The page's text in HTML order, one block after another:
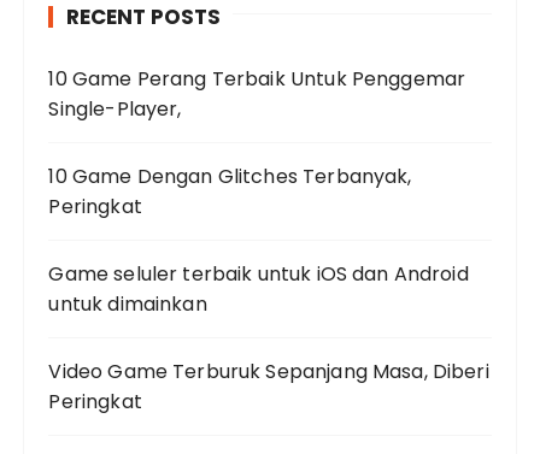
RECENT POSTS
10 Game Perang Terbaik Untuk Penggemar
Single-Player,
10 Game Dengan Glitches Terbanyak,
Peringkat
Game seluler terbaik untuk iOS dan Android
untuk dimainkan
Video Game Terburuk Sepanjang Masa, Diberi
Peringkat